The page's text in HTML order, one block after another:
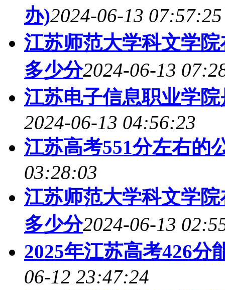
办)2024-06-13 07:57:25
江苏师范大学科文学
多少分2024-06-13
江苏电子信息职业学院
2024-06-13 04:56:23
江苏高考551分左右的
03:28:03
江苏师范大学科文学
多少分2024-06-13
2025年江苏高考426分
06-12 23:47:24